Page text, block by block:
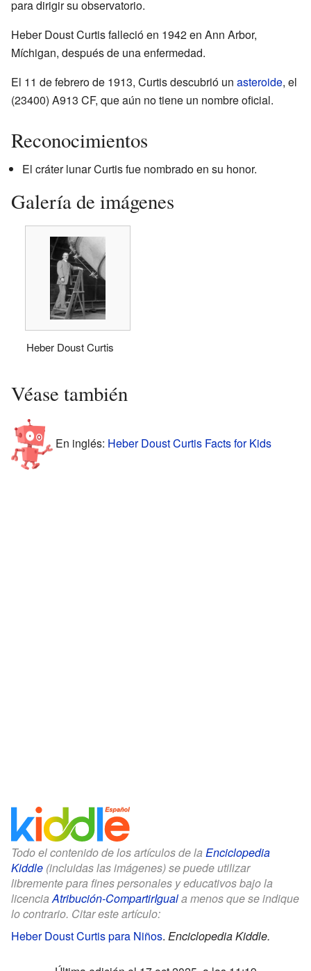
para dirigir su observatorio.
Heber Doust Curtis falleció en 1942 en Ann Arbor,
Míchigan, después de una enfermedad.
El 11 de febrero de 1913, Curtis descubrió un asteroide, el
(23400) A913 CF, que aún no tiene un nombre oficial.
Reconocimientos
El cráter lunar Curtis fue nombrado en su honor.
Galería de imágenes
Heber Doust Curtis
Véase también
En inglés: Heber Doust Curtis Facts for Kids
Todo el contenido de los artículos de la Enciclopedia
Kiddle (incluidas las imágenes) se puede utilizar
libremente para fines personales y educativos bajo la
licenciaAtribución-CompartirIguala menos que se indique
lo contrario. Citar este artículo:
Heber Doust Curtis para Niños. Enciclopedia Kiddle.